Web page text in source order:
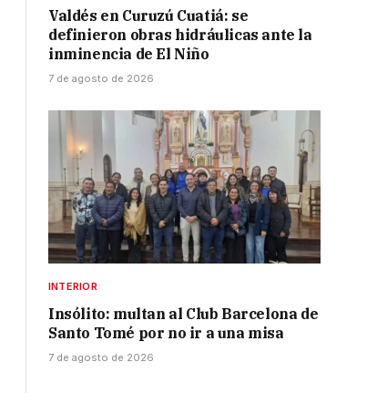
Valdés en Curuzú Cuatiá: se
definieron obras hidráulicas ante la
inminencia de El Niño
7 de agosto de 2026
INTERIOR
Insólito: multan al Club Barcelona de
Santo Tomé por no ir a una misa
7 de agosto de 2026